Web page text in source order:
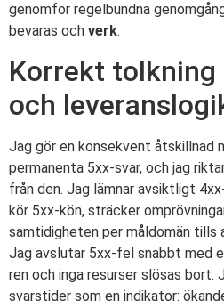
genomför regelbundna
bevaras och verk.
Korrekt tolkning
och
Jag gör en konsekvent åtskillnad
permanenta 5xx-svar, och jag
från den. Jag lämnar avsiktligt
kör 5xx-kön, sträcker
samtidigheten per måldomän tills
Jag avslutar 5xx-fel snabbt med
ren och inga resurser slösas bort.
svarstider som en indikator: